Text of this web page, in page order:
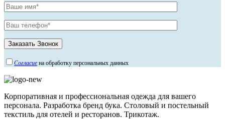
Согласие на обработку персональных данных
Корпоративная и профессиональная одежда для вашего
персонала. Разработка бренд бука. Столовый и постельный
текстиль для отелей и ресторанов. Трикотаж.